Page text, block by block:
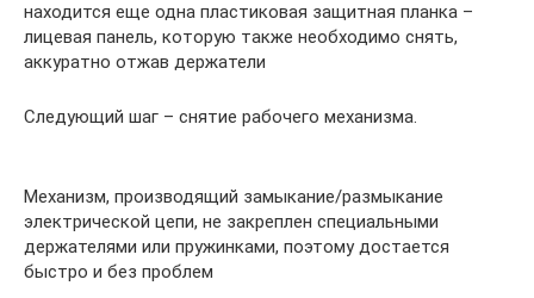
находится еще одна пластиковая защитная планка –
лицевая панель, которую также необходимо снять,
аккуратно отжав держатели
Следующий шаг – снятие рабочего механизма.
Механизм, производящий замыкание/размыкание
электрической цепи, не закреплен специальными
держателями или пружинками, поэтому достается
быстро и без проблем